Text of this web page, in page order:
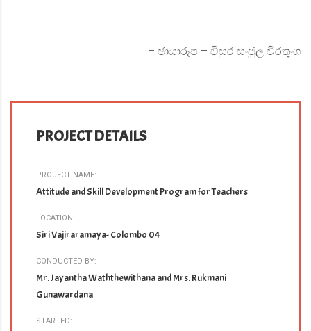
– ඡායාරූප – විසුර සංජුල වීරතුංග
PROJECT DETAILS
PROJECT NAME:
Attitude and Skill Development Program for Teachers
LOCATION:
Siri Vajiraramaya- Colombo 04
CONDUCTED BY:
Mr. Jayantha Waththewithana and Mrs. Rukmani
Gunawardana
STARTED: